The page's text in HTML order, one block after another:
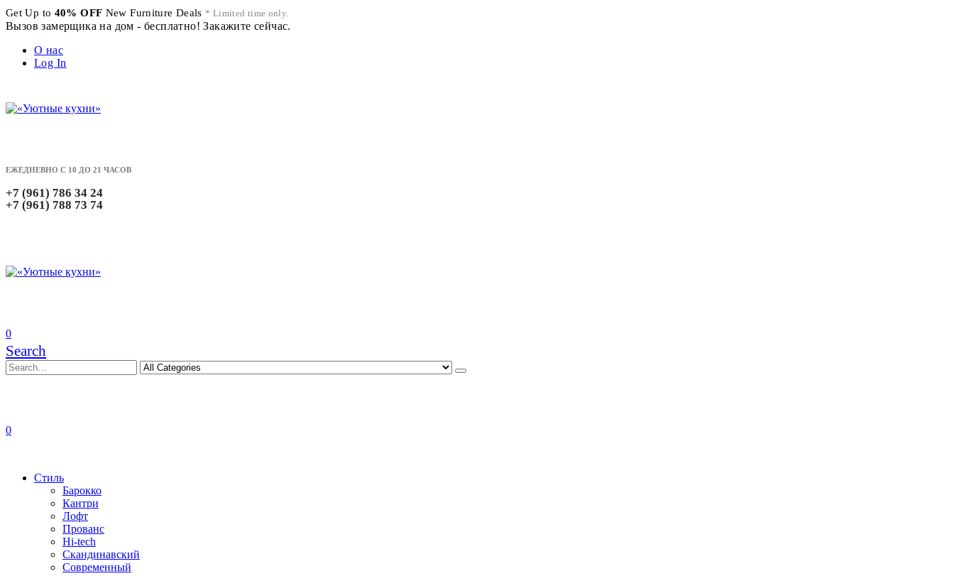
Get Up to 40% OFF New Furniture Deals * Limited time only.
Вызов замерщика на дом - бесплатно! Закажите сейчас.
О нас
Log In
ЕЖЕДНЕВНО С 10 ДО 21 ЧАСОВ
+7 (961) 786 34 24
+7 (961) 788 73 74
0
Search
0
Стиль
Барокко
Кантри
Лофт
Прованс
Hi-tech
Скандинавский
Современный